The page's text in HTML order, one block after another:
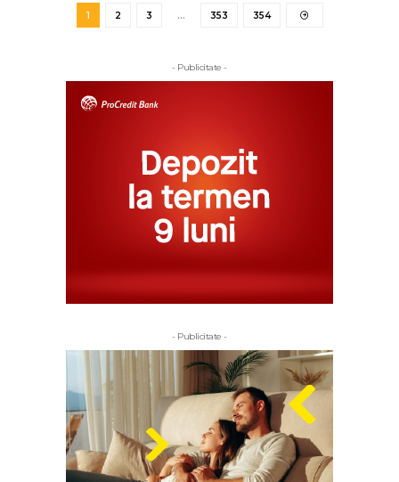
1 2 3 … 353 354
- Publicitate -
- Publicitate -